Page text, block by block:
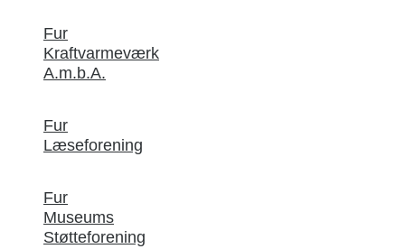
Fur
Kraftvarmeværk
A.m.b.A.
Fur
Læseforening
Fur
Museums
Støtteforening